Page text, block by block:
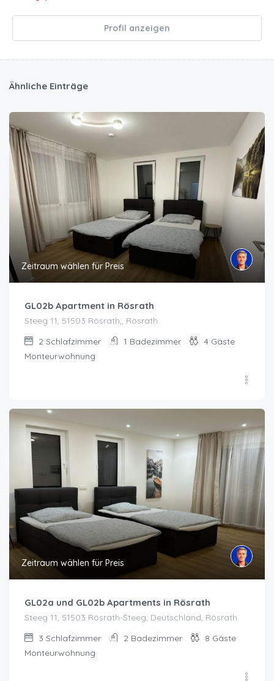
Profil anzeigen
Ähnliche Einträge
Zeitraum wählen für Preis
GL02b Apartment in Rösrath
Steeg 11, 51503 Rösrath,, Rösrath
2 Schlafzimmer 1 Badezimmer 4 Gäste
Monteurwohnung
Zeitraum wählen für Preis
GL02a und GL02b Apartments in Rösrath
Steeg 11, 51503 Rösrath-Steeg, Deutschland, Rösrath
3 Schlafzimmer 2 Badezimmer 8 Gäste
Monteurwohnung